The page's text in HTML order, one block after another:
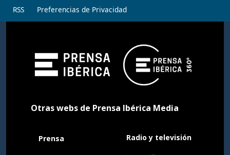
RSS Preferencias de Privacidad
Otras webs de Prensa Ibérica Media
Prensa Radio y televisión